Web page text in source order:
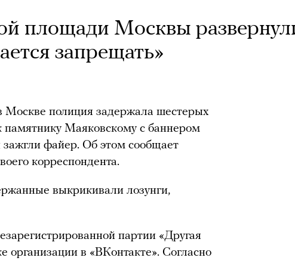
площади Москвы
запрещать»
полиция задержала шестерых
памятнику Маяковскому с баннером
зажгли файер. Об этом сообщает
корреспондента.
выкрикивали лозунги,
партии «Другая
организации в «ВКонтакте». Согласно